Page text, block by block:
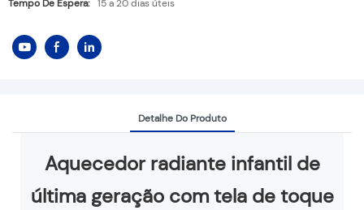
Tempo De Espera:
15 a 20 dias úteis
Detalhe Do Produto
Aquecedor radiante infantil de
última geração com tela de toque